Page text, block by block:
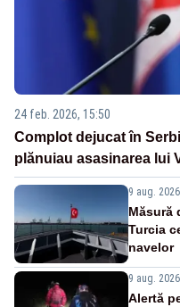
24 feb. 2026, 15:50
Complot dejucat în
plănuiau asasinarea lui
9 aug.
Măsură
Turcia
navelor
9 aug.
Alertă